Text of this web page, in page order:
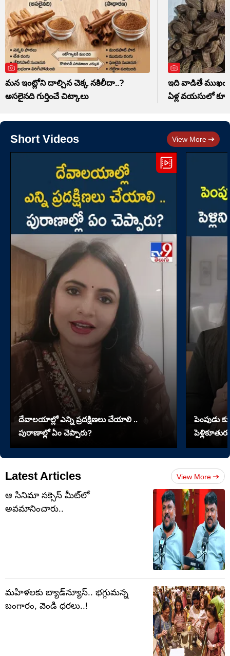
మన ఇంట్లోని దాల్చిన చెక్క నకిలీదా..?
అసలైనది గుర్తించే చిట్కాలు
ఇది వాడితే
ఏళ్ల వయసులో
Short Videos View More
దేవాలయాల్లో ఎన్ని ప్రదక్షిణలు చేయాలి ..
పురాణాల్లో ఏం చెప్పారు?
పెంపుడు
పెళ్లికూతురు
Latest Articles View More
ఆ సినిమా సక్సెస్ మీట్‌లో
అవమానించారు..
మహిళలకు బ్యాడ్‌న్యూస్‌.. భగ్గుమన్న
బంగారం, వెండి ధరలు..!